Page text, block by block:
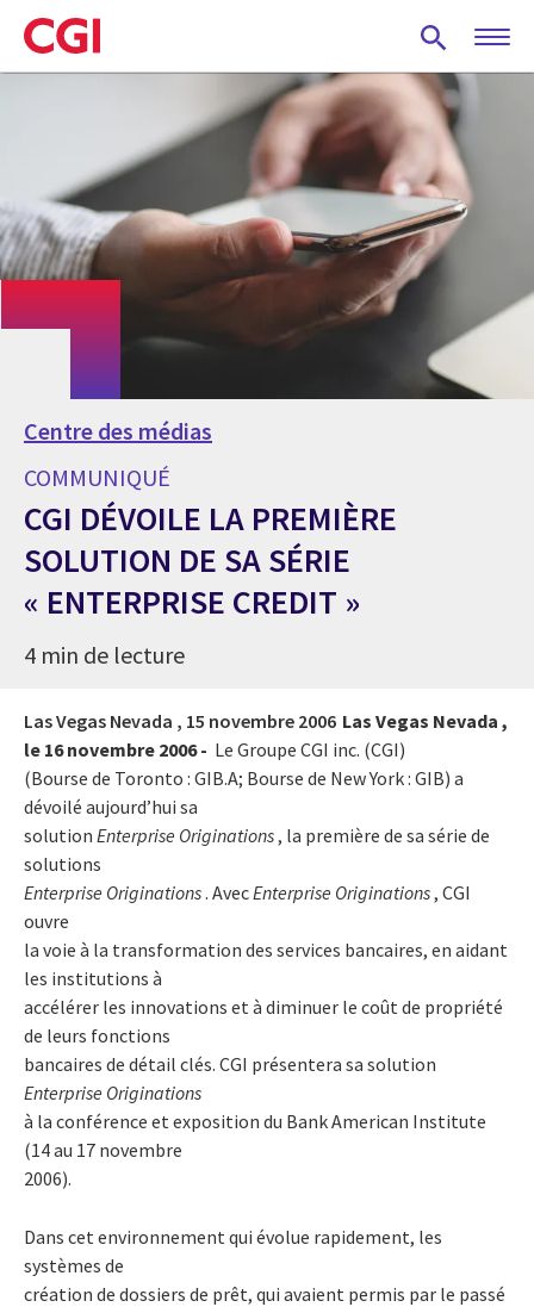
Skip
to
main
Centre des médias
COMMUNIQUÉ
CGI DÉVOILE LA PREMIÈRE
SOLUTION DE SA SÉRIE
« ENTERPRISE CREDIT »
4 min de lecture
Las Vegas Nevada , 15 novembre 2006 Las Vegas Nevada ,
le 16 novembre 2006 - Le Groupe CGI inc. (CGI)
(Bourse de Toronto : GIB.A; Bourse de New York : GIB) a
dévoilé aujourd’hui sa
solution Enterprise Originations, la première de sa série de
solutions
Enterprise Originations. AvecEnterprise Originations, CGI
ouvre
la voie à la transformation des services bancaires, en aidant
les institutions à
accélérer les innovations et à diminuer le coût de propriété
de leurs fonctions
bancaires de détail clés. CGI présentera sa solution
Enterprise Originations
à la conférence et exposition du Bank American Institute
(14 au 17 novembre
2006).
Dans cet environnement qui évolue rapidement, les
systèmes de
création de dossiers de prêt, qui avaient permis par le passé